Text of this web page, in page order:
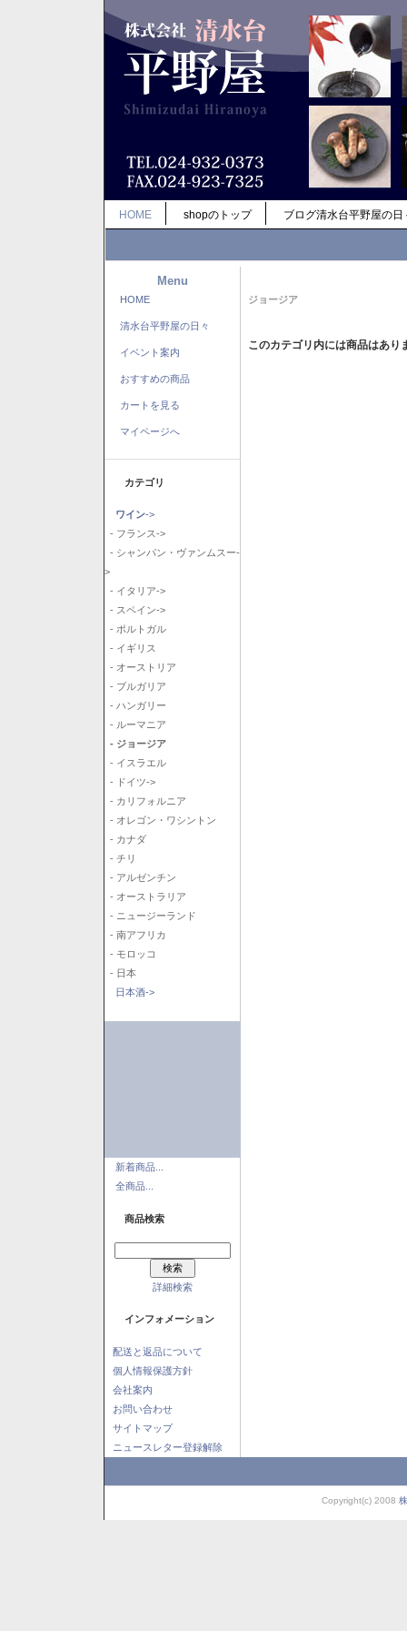
HOME shopのトップ ブログ清水台平野屋の日
Menu
HOME
清水台平野屋の日々
イベント案内
おすすめの商品
カートを見る
マイページへ
カテゴリ
ワイン->
- フランス->
- シャンパン・ヴァンムスー-
>
- イタリア->
- スペイン->
- ポルトガル
- イギリス
- オーストリア
- ブルガリア
- ハンガリー
- ルーマニア
- ジョージア
- イスラエル
- ドイツ->
- カリフォルニア
- オレゴン・ワシントン
- カナダ
- チリ
- アルゼンチン
- オーストラリア
- ニュージーランド
- 南アフリカ
- モロッコ
- 日本
日本酒->
新着商品...
全商品...
商品検索
詳細検索
インフォメーション
配送と返品について
個人情報保護方針
会社案内
お問い合わせ
サイトマップ
ニュースレター登録解除
ジョージア
このカテゴリ内には商品はあり
Copyright(c) 2008